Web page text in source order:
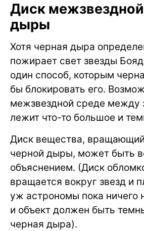
Диск
дыры
Хотя черная дыра
пожирает свет звезды
один способ, которым
бы блокировать его.
межзвездной среде между
лежит что-то большое и
Диск вещества,
черной дыры, может быть
объяснением. (Диск
вращается вокруг звезд и
уж астрономы пока ничего
и объект должен быть
черная дыра).